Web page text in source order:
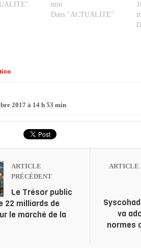
min
Dans "ACTUALITE"
2017 à 14 h 53 min
ARTICLE
PRÉCÉDENT
Le Trésor public
22 milliards de
le marché de la
ARTICLE
va
normes